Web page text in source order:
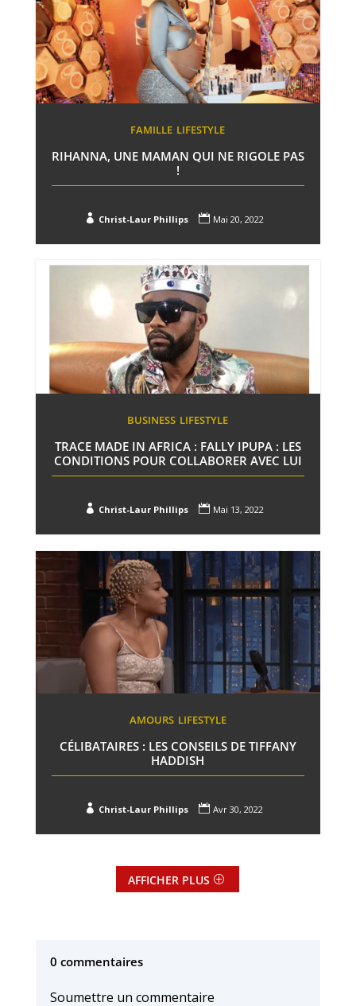
FAMILLE LIFESTYLE
RIHANNA, UNE MAMAN QUI NE RIGOLE PAS
!
 Christ-Laur Phillips  Mai 20, 2022
BUSINESS LIFESTYLE
TRACE MADE IN AFRICA : FALLY IPUPA : LES
CONDITIONS POUR COLLABORER AVEC LUI
 Christ-Laur Phillips  Mai 13, 2022
AMOURS LIFESTYLE
CÉLIBATAIRES : LES CONSEILS DE TIFFANY
HADDISH
 Christ-Laur Phillips  Avr 30, 2022
AFFICHER PLUS
0 commentaires
Soumettre un commentaire